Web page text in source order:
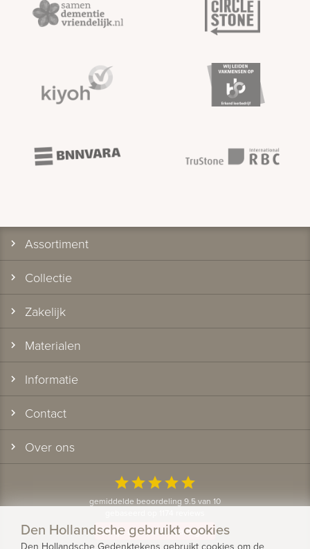
Assortiment
Collectie
Zakelijk
Materialen
Informatie
Contact
Over ons
starstarstarstarstar
gemiddelde beoordeling 9.5 van 10
Bekijk alle klantervaringen
Den Hollandsche gebruikt cookies
Den Hollandsche Gedenktekens gebruikt cookies om de